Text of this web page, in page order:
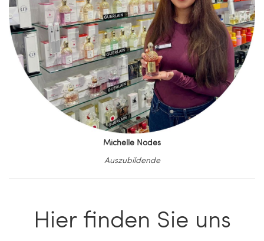
Michelle Nodes
Auszubildende
Hier finden Sie uns